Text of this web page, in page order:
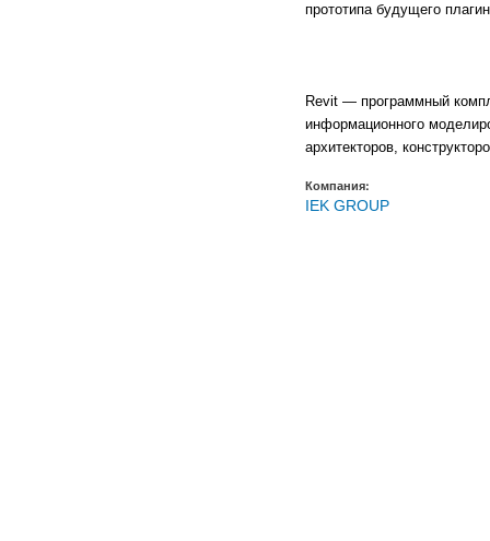
прототипа будущего
Revit — программный
информационного
архитекторов,
Компания:
IEK GROUP